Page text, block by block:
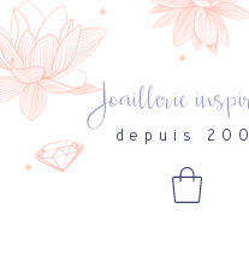
Joaillerie
depuis